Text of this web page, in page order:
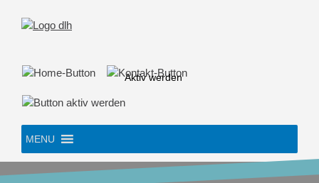
Aktiv werden
MENU